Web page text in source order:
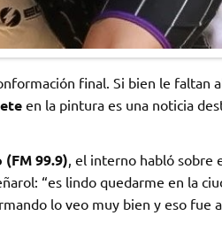
final. Si bien le faltan
en la pintura es una noticia
99.9) , el interno habló
“es lindo quedarme en la
lo veo muy bien y eso fue